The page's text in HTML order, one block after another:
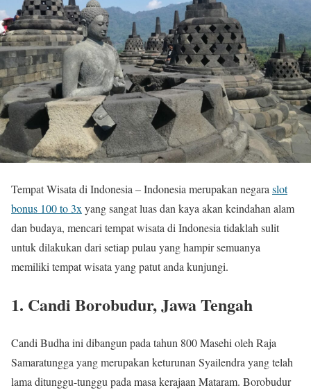
Tempat Wisata di Indonesia – Indonesia merupakan negaraslot
bonus 100 to 3xyang sangat luas dan kaya akan keindahan alam
dan budaya, mencari tempat wisata di Indonesia tidaklah sulit
untuk dilakukan dari setiap pulau yang hampir semuanya
memiliki tempat wisata yang patut anda kunjungi.
1. Candi Borobudur, Jawa Tengah
Candi Budha ini dibangun pada tahun 800 Masehi oleh Raja
Samaratungga yang merupakan keturunan Syailendra yang telah
lama ditunggu-tunggu pada masa kerajaan Mataram. Borobudur